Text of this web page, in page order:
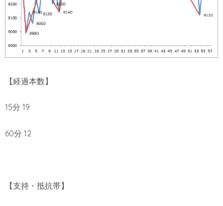
【経過本数】
15分 19
60分 12
【支持・抵抗帯】